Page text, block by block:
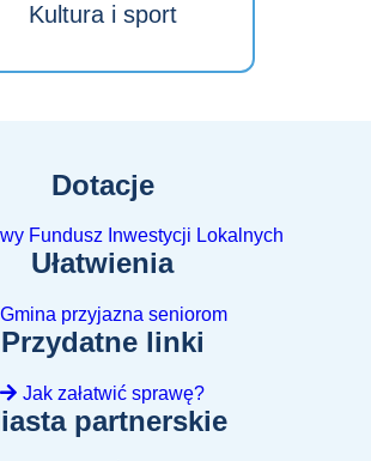
Kultura i sport
Dotacje
Fundusz Inwestycji Lokalnych
Ułatwienia
Gmina przyjazna seniorom
Przydatne linki
Jak załatwić sprawę?
partnerskie